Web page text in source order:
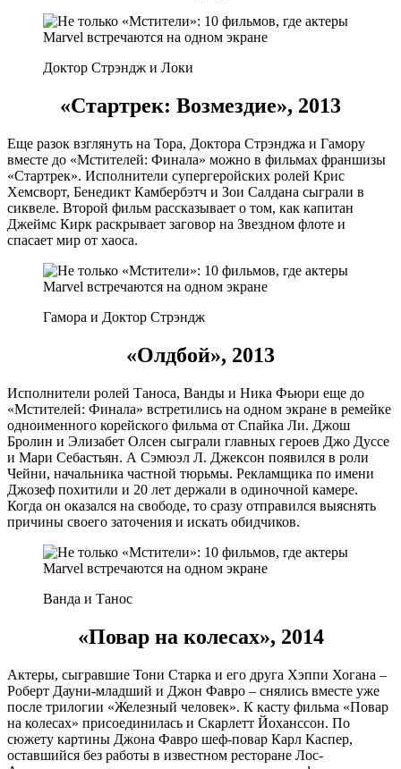
Доктор Стрэндж и Локи
«Стартрек: Возмездие», 2013
Еще разок взглянуть на Тора, Доктора Стрэнджа и Гамору
вместе до «Мстителей: Финала» можно в фильмах франшизы
«Стартрек». Исполнители супергеройских ролей Крис
Хемсворт, Бенедикт Камбербэтч и Зои Салдана сыграли в
сиквеле. Второй фильм рассказывает о том, как капитан
Джеймс Кирк раскрывает заговор на Звездном флоте и
спасает мир от хаоса.
Гамора и Доктор Стрэндж
«Олдбой», 2013
Исполнители ролей Таноса, Ванды и Ника Фьюри еще до
«Мстителей: Финала» встретились на одном экране в ремейке
одноименного корейского фильма от Спайка Ли. Джош
Бролин и Элизабет Олсен сыграли главных героев Джо Дуссе
и Мари Себастьян. А Сэмюэл Л. Джексон появился в роли
Чейни, начальника частной тюрьмы. Рекламщика по имени
Джозеф похитили и 20 лет держали в одиночной камере.
Когда он оказался на свободе, то сразу отправился выяснять
причины своего заточения и искать обидчиков.
Ванда и Танос
«Повар на колесах», 2014
Актеры, сыгравшие Тони Старка и его друга Хэппи Хогана –
Роберт Дауни-младший и Джон Фавро – снялись вместе уже
после трилогии «Железный человек». К касту фильма «Повар
на колесах» присоединилась и Скарлетт Йоханссон. По
сюжету картины Джона Фавро шеф-повар Карл Каспер,
оставшийся без работы в известном ресторане Лос-